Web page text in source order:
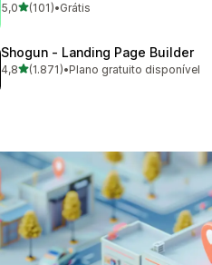
5,0de 5 estrelas
(101)
101 avaliações ao todo
•Grátis
Shogun ‑ Landing Page Builder
4,8de 5 estrelas
(1.871)
1871 avaliações ao todo
•Plano gratuito disponível